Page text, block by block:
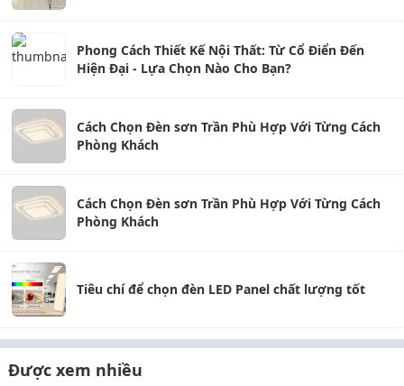
Phong Cách Thiết Kế Nội Thất: Từ Cổ Điển Đến
Hiện Đại - Lựa Chọn Nào Cho Bạn?
Cách Chọn Đèn sơn Trần Phù Hợp Với Từng Cách
Phòng Khách
Cách Chọn Đèn sơn Trần Phù Hợp Với Từng Cách
Phòng Khách
Tiêu chí để chọn đèn LED Panel chất lượng tốt
Được xem nhiều